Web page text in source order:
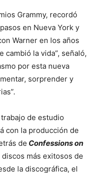
Grammy, recordó
en Nueva York y
Warner en los años
cambió la vida”, señaló,
por esta nueva
sorprender y
de estudio
con la producción de
de Confessions on
más exitosos de
la discográfica, el